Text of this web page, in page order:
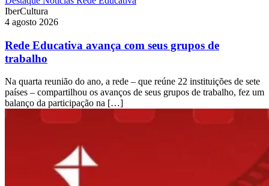
IberCultura
4 agosto 2026
Rede Educativa avança com seus grupos de
trabalho
Na quarta reunião do ano, a rede – que reúne 22 instituições de sete
países – compartilhou os avanços de seus grupos de trabalho, fez um
balanço da participação na […]